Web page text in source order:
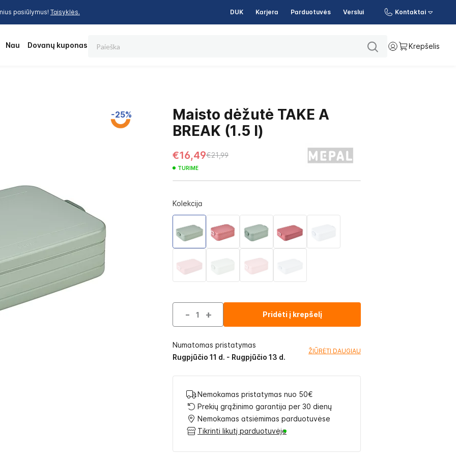
pasiūlymus! Taisyklės. DUK Karjera Parduotuvės Verslui Kontaktai
Nauja Dovanų kuponas Krepšelis
-25%
Maisto dėžutė TAKE A
BREAK (1.5 l)
€16,49€21,99
TURIME
Kolekcija
- + Pridėti į krepšelį
Numatomas pristatymas
Rugpjūčio 11 d. - Rugpjūčio 13 d.
ŽIŪRĖTI DAUGIAU
Nemokamas pristatymas nuo 50€
Prekių grąžinimo garantija per 30 dienų
Nemokamas atsiėmimas parduotuvėse
Tikrinti likutį parduotuvėje